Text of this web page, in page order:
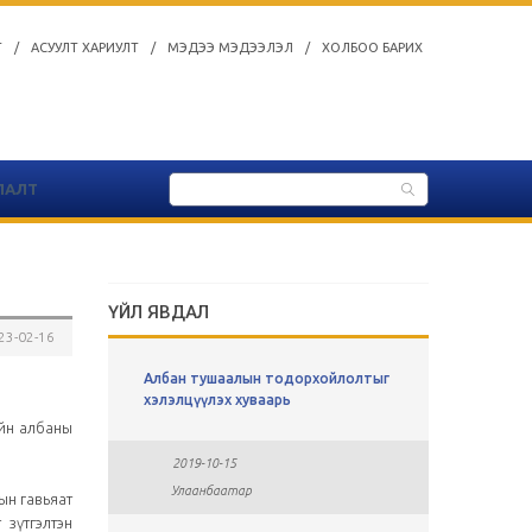
/ АСУУЛТ ХАРИУЛТ / МЭДЭЭ МЭДЭЭЛЭЛ / ХОЛБОО БАРИХ
02-16
албаны
гавьяат
ҮЙЛ ЯВДАЛ
Албан тушаалын тодорхойлолтыг
хэлэлцүүлэх хуваарь
2019-10-15
Улаанбаатар